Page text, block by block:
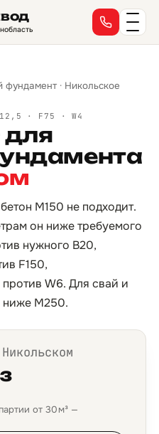
фундамент · Никольское
· F75 · W4
для
М150 не подходит.
он ниже требуемого
нужного B20,
F150,
W6. Для свай и
ниже М250.
от 30 м³ —